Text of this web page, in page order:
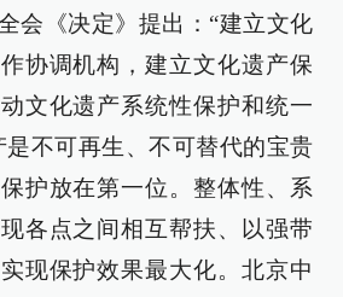
会《决定》提出：“建立文化
协调机构，建立文化遗产保
文化遗产系统性保护和统一
是不可再生、不可替代的宝贵
护放在第一位。整体性、系
各点之间相互帮扶、以强带
现保护效果最大化。北京中